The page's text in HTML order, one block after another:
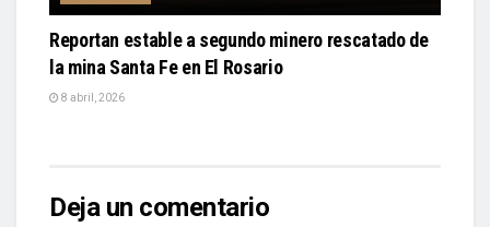
Reportan estable a segundo minero rescatado de
la mina Santa Fe en El Rosario
8 abril, 2026
Deja un comentario